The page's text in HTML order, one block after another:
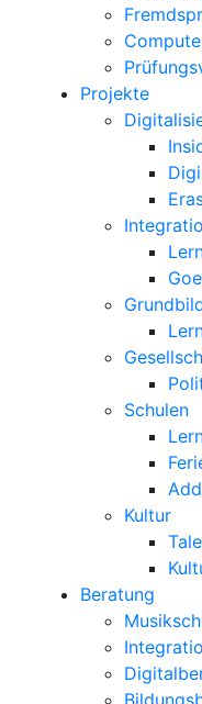
Projekte
Schulen
Kultur
Beratung